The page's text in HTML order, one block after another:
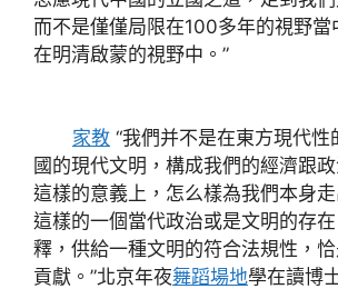
而不是僅僅局限在100多年的視野當
在明清啟蒙的視野中。”
家教 “我們并不是在東方現代性
國的現代文明，構成我們的經濟跟
這樣的意義上，怎么樣為我們本身
這樣的一個當代政治或是文明的存
釋，供給一種文明的符合法規性，
貢獻。”北京年夜舞蹈場地學在讀博